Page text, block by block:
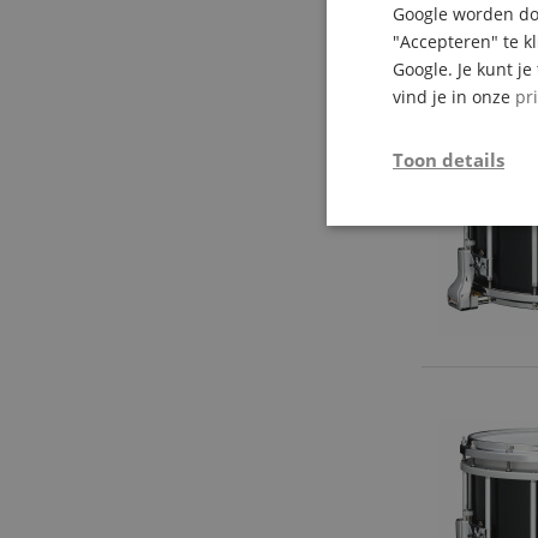
Google worden
"Accepteren" te
Google. Je kunt
vind je in onze
Toon details
Strikt
noodzakelijk
Strikt
Zonder strikt